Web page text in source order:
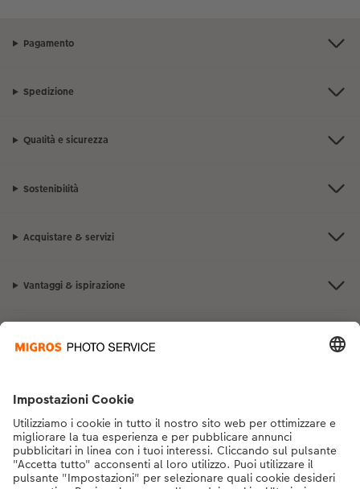
Pagamento
Spedizione
Qualità e sicurezza
Sostenibilità
Acquistare & servizi
Vantaggi & ispirazione
Se hai domande sui prodotti o sull'ordine, non esitare a contattarci dal
lunedì alla domenica dalle 9:00 alle 20:00 (esclusi i giorni festivi) al
numero di telefono043 5500 292 dal lunedì alla domenica, dalle 9:00 alle
20:00 (festività escluse)